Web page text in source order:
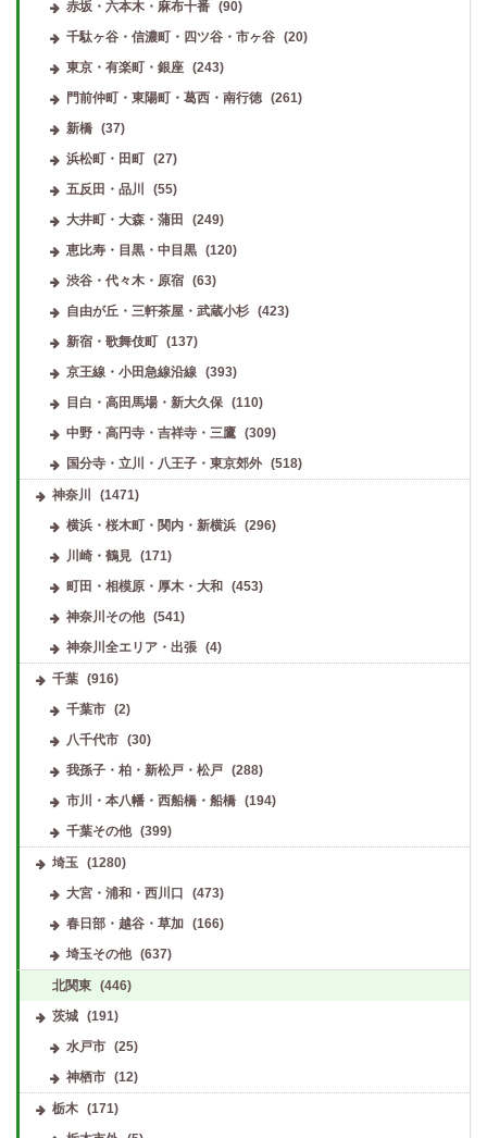
赤坂・六本木・麻布十番
(90)
千駄ヶ谷・信濃町・四ツ谷・市ヶ谷
(20)
東京・有楽町・銀座
(243)
門前仲町・東陽町・葛西・南行徳
(261)
新橋
(37)
浜松町・田町
(27)
五反田・品川
(55)
大井町・大森・蒲田
(249)
恵比寿・目黒・中目黒
(120)
渋谷・代々木・原宿
(63)
自由が丘・三軒茶屋・武蔵小杉
(423)
新宿・歌舞伎町
(137)
京王線・小田急線沿線
(393)
目白・高田馬場・新大久保
(110)
中野・高円寺・吉祥寺・三鷹
(309)
国分寺・立川・八王子・東京郊外
(518)
神奈川
(1471)
横浜・桜木町・関内・新横浜
(296)
川崎・鶴見
(171)
町田・相模原・厚木・大和
(453)
神奈川その他
(541)
神奈川全エリア・出張
(4)
千葉 (916)
千葉市
(2)
八千代市
(30)
我孫子・柏・新松戸・松戸
(288)
市川・本八幡・西船橋・船橋
(194)
千葉その他
(399)
埼玉
(1280)
大宮・浦和・西川口
(473)
春日部・越谷・草加
(166)
埼玉その他
(637)
北関東 (446)
茨城 (191)
水戸市
(25)
神栖市
(12)
栃木 (171)